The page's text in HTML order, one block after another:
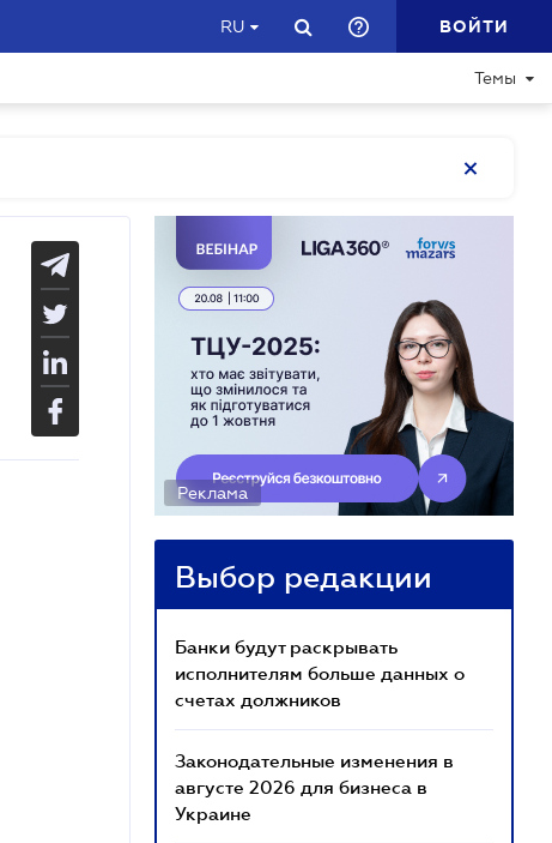
RU ВОЙТИ
Темы
Реклама
Выбор редакции
Банки будут раскрывать
исполнителям больше данных о
счетах должников
Законодательные изменения в
августе 2026 для бизнеса в
Украине